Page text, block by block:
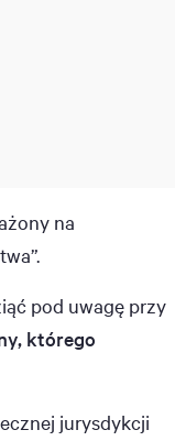
na
pod uwagę przy
którego
jurysdykcji